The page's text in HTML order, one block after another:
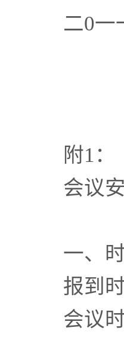
二0一
附1：
会议
一、
报到
会议